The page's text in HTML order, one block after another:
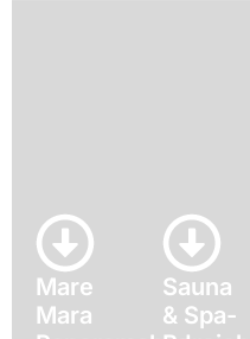
Mare
Mara
Sauna
& Spa-